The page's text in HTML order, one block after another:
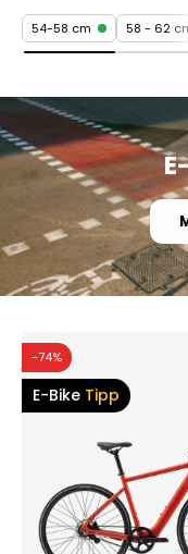
54-58 cm 58 - 62
-74%
E-Bike Tipp